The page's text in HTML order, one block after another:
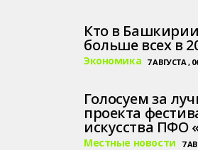
Кто в
больше всех в
Экономика 7 АВГУСТА ,
Голосуем за
проекта
искусства ПФО
Местные новости 7